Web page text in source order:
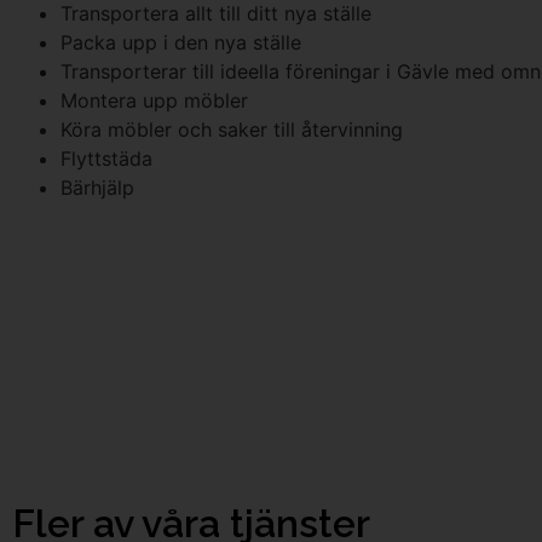
Transportera allt till ditt nya ställe
Packa upp i den nya ställe
Transporterar till ideella föreningar i Gävle med
Montera upp möbler
Köra möbler och saker till återvinning
Flyttstäda
Bärhjälp
Fler av våra tjänster